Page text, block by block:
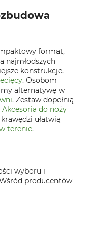
format,
najmłodszych
konstrukcje,
. Osobom
alternatywę w
. Zestaw dopełnią
Akcesoria do noży
ułatwią
terenie.
wyboru i
producentów